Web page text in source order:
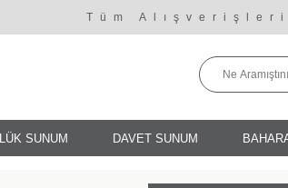
Tüm
SUNUM DAVET SUNUM